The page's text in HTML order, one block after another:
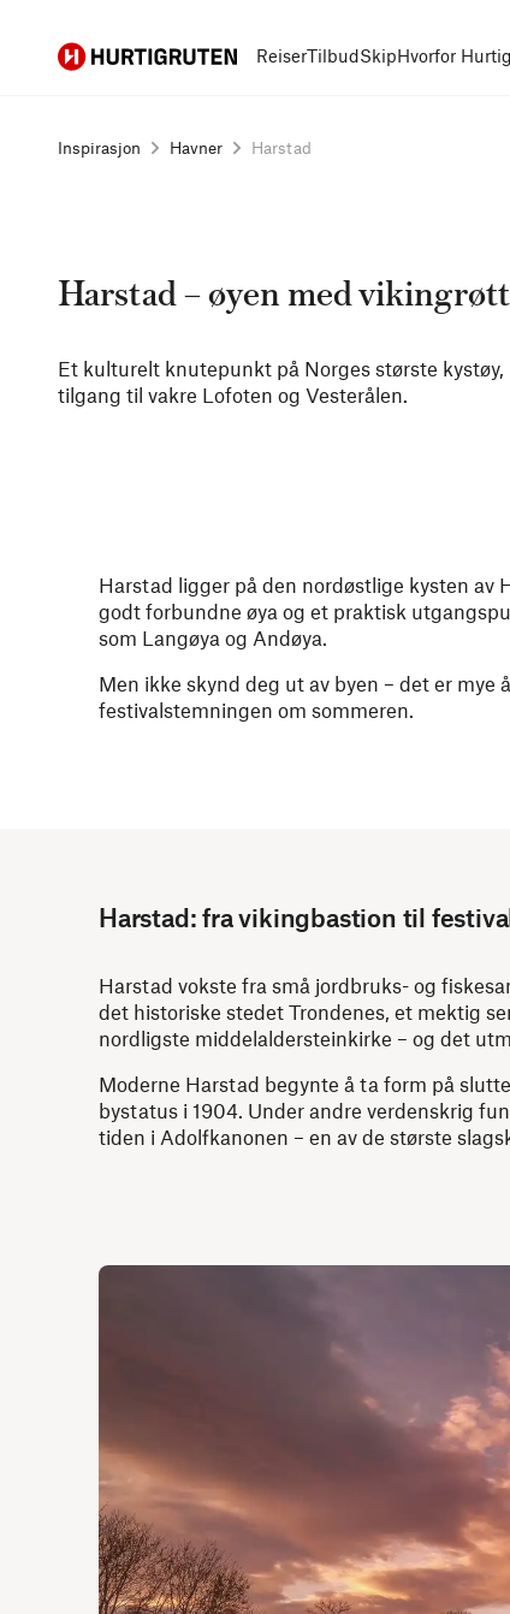
Hurtigruten ReiserTilbudSkipHvorfor
Inspirasjon Havner Harstad
Harstad – øyen med
Et kulturelt knutepunkt på Norges største
tilgang til vakre Lofoten og Vesterålen.
Harstad ligger på den nordøstlige kysten av
godt forbundne øya og et praktisk
som Langøya og Andøya.
Men ikke skynd deg ut av byen – det er mye
festivalstemningen om sommeren.
Harstad: fra vikingbastion til
Harstad vokste fra små jordbruks- og
det historiske stedet Trondenes, et mektig
nordligste middelaldersteinkirke – og det
Moderne Harstad begynte å ta form på
bystatus i 1904. Under andre verdenskrig
tiden i Adolfkanonen – en av de største